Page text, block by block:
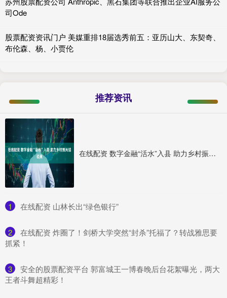
司Ode
股票配资资讯门户 美媒重排18届选秀前五：亚历山大、东契奇、
布伦森、杨、小贾伦
推荐资讯
在线配资 数字金融“活水”入县 助力乡村振兴结硕果
1 ​在线配资 山林长出“绿色银行”
2
​在线配资 炸圈了！剑桥大学突然“封杀”托福了？转战雅思要
抓紧！
3
​安全的股票配资平台 郭富城王一博春晚后台花絮曝光，两大
王者斗舞超精彩！